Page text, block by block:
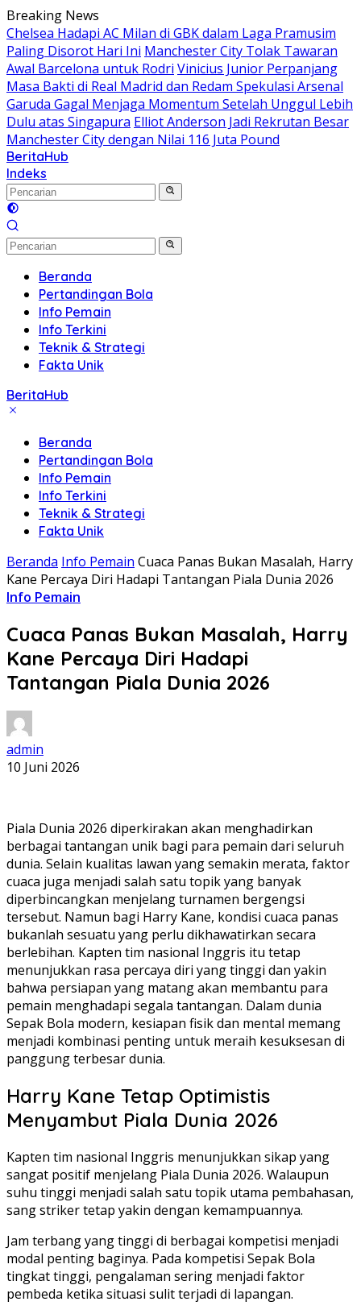
Langsung
ke
konten
Breaking News
Chelsea Hadapi AC Milan di GBK dalam Laga Pramusim
Paling Disorot Hari Ini Manchester City Tolak Tawaran
Awal Barcelona untuk Rodri Vinicius Junior Perpanjang
Masa Bakti di Real Madrid dan Redam Spekulasi Arsenal
Garuda Gagal Menjaga Momentum Setelah Unggul Lebih
Dulu atas Singapura Elliot Anderson Jadi Rekrutan Besar
Manchester City dengan Nilai 116 Juta Pound
BeritaHub
Indeks
Beranda
Pertandingan Bola
Info Pemain
Info Terkini
Teknik & Strategi
Fakta Unik
BeritaHub
Beranda
Pertandingan Bola
Info Pemain
Info Terkini
Teknik & Strategi
Fakta Unik
Beranda Info Pemain Cuaca Panas Bukan Masalah, Harry
Kane Percaya Diri Hadapi Tantangan Piala Dunia 2026
Info Pemain
Cuaca Panas Bukan Masalah, Harry
Kane Percaya Diri Hadapi
Tantangan Piala Dunia 2026
admin
10 Juni 2026
Piala Dunia 2026 diperkirakan akan menghadirkan
berbagai tantangan unik bagi para pemain dari seluruh
dunia. Selain kualitas lawan yang semakin merata, faktor
cuaca juga menjadi salah satu topik yang banyak
diperbincangkan menjelang turnamen bergengsi
tersebut. Namun bagi Harry Kane, kondisi cuaca panas
bukanlah sesuatu yang perlu dikhawatirkan secara
berlebihan. Kapten tim nasional Inggris itu tetap
menunjukkan rasa percaya diri yang tinggi dan yakin
bahwa persiapan yang matang akan membantu para
pemain menghadapi segala tantangan. Dalam dunia
Sepak Bola modern, kesiapan fisik dan mental memang
menjadi kombinasi penting untuk meraih kesuksesan di
panggung terbesar dunia.
Harry Kane Tetap Optimistis
Menyambut Piala Dunia 2026
Kapten tim nasional Inggris menunjukkan sikap yang
sangat positif menjelang Piala Dunia 2026. Walaupun
suhu tinggi menjadi salah satu topik utama pembahasan,
sang striker tetap yakin dengan kemampuannya.
Jam terbang yang tinggi di berbagai kompetisi menjadi
modal penting baginya. Pada kompetisi Sepak Bola
tingkat tinggi, pengalaman sering menjadi faktor
pembeda ketika situasi sulit terjadi di lapangan.